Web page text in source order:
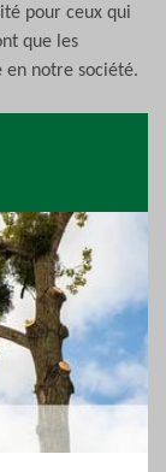
pour ceux qui
que les
en notre société.